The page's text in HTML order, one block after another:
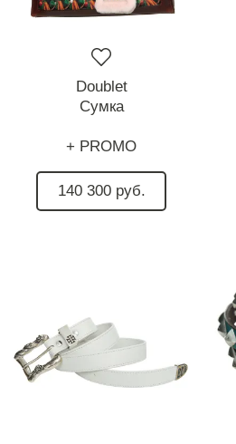
Doublet
Сумка
+ PROMO
140 300 руб.